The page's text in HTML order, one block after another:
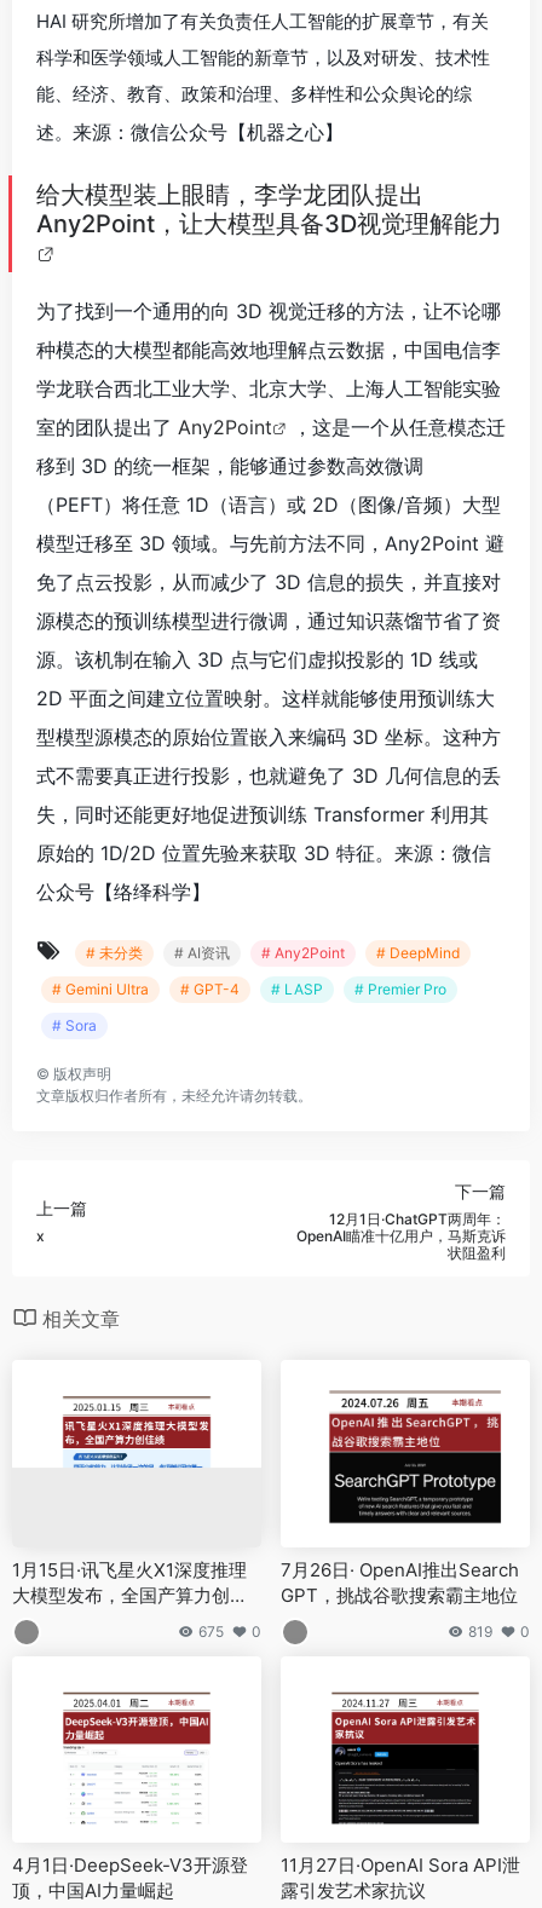
HAI 研究所增加了有关负责任人工智能的扩展章节，有关
科学和医学领域人工智能的新章节，以及对研发、技术性
能、经济、教育、政策和治理、多样性和公众舆论的综
述。 来源：微信公众号【机器之心】
给大模型装上眼睛，李学龙团队提出
Any2Point，让大模型具备3D视觉理解能力
为了找到一个通用的向 3D 视觉迁移的方法，让不论哪
种模态的大模型都能高效地理解点云数据，中国电信李
学龙联合西北工业大学、北京大学、上海人工智能实验
室的团队提出了 Any2Point
，这是一个从任意模态迁
移到 3D 的统一框架，能够通过参数高效微调
（PEFT）将任意 1D（语言）或 2D（图像/音频）大型
模型迁移至 3D 领域。与先前方法不同，Any2Point 避
免了点云投影，从而减少了 3D 信息的损失，并直接对
源模态的预训练模型进行微调，通过知识蒸馏节省了资
源。该机制在输入 3D 点与它们虚拟投影的 1D 线或
2D 平面之间建立位置映射。这样就能够使用预训练大
型模型源模态的原始位置嵌入来编码 3D 坐标。这种方
式不需要真正进行投影，也就避免了 3D 几何信息的丢
失，同时还能更好地促进预训练 Transformer 利用其
原始的 1D/2D 位置先验来获取 3D 特征。来源：微信
公众号【络绎科学】
# 未分类 # AI资讯 # Any2Point
# DeepMind
# Gemini Ultra
# GPT-4 # LASP
# Premier Pro
# Sora
© 版权声明
文章版权归作者所有，未经允许请勿转载。
上一篇
x
下一篇
12月1日·ChatGPT两周年：
OpenAI瞄准十亿用户，马斯克诉
状阻盈利
相关文章
1月15日·讯飞星火X1深度推理
大模型发布，全国产算力创佳
绩
675 0
7月26日· OpenAI推出Search
GPT，挑战谷歌搜索霸主地位
819 0
4月1日·DeepSeek-V3开源登
顶，中国AI力量崛起
11月27日·OpenAI Sora API泄
露引发艺术家抗议